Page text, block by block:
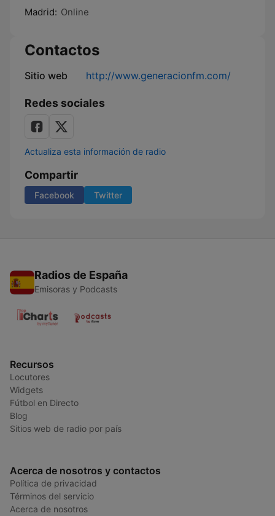
Madrid: Online
Contactos
Sitio web http://www.generacionfm.com/
Redes sociales
Actualiza esta información de radio
Compartir
Facebook Twitter
Radios de España
Emisoras y Podcasts
Recursos
Locutores
Widgets
Fútbol en Directo
Blog
Sitios web de radio por país
Acerca de nosotros y contactos
Política de privacidad
Términos del servicio
Acerca de nosotros